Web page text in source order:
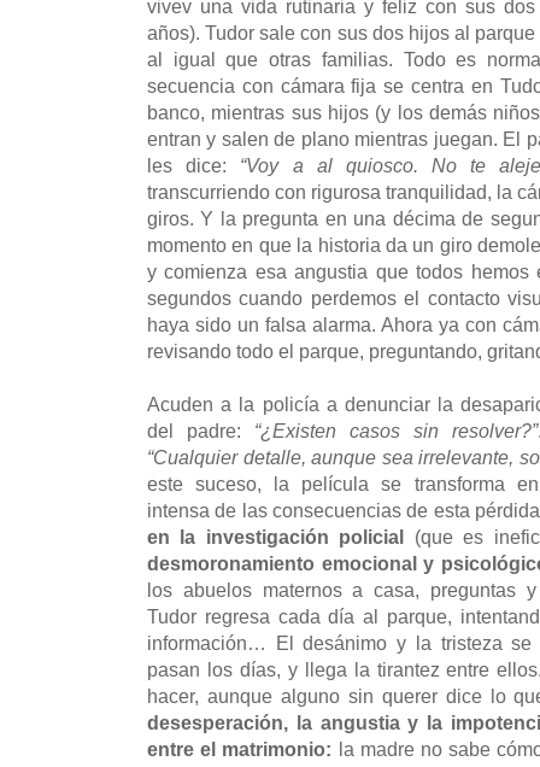
vivev una vida rutinaria y feliz con sus
años). Tudor sale con sus dos hijos al
al igual que otras familias. Todo es
secuencia con cámara fija se centra en
banco, mientras sus hijos (y los demás
entran y salen de plano mientras juegan. El
les dice: “Voy a al quiosco. No te
transcurriendo con rigurosa tranquilidad, la
giros. Y la pregunta en una décima de
momento en que la historia da un giro
y comienza esa angustia que todos hemos
segundos cuando perdemos el contacto
haya sido un falsa alarma. Ahora ya con
revisando todo el parque, preguntando,
Acuden a la policía a denunciar la
del padre: “¿Existen casos sin resolver?”
“Cualquier detalle, aunque sea irrelevante,
este suceso, la película se transforma
intensa de las consecuencias de esta
en la investigación policial
(que es
desmoronamiento emocional y
los abuelos maternos a casa, preguntas
Tudor regresa cada día al parque,
información… El desánimo y la tristeza
pasan los días, y llega la tirantez entre
hacer, aunque alguno sin querer dice lo
desesperación, la angustia y la
entre el matrimonio: la madre no sabe